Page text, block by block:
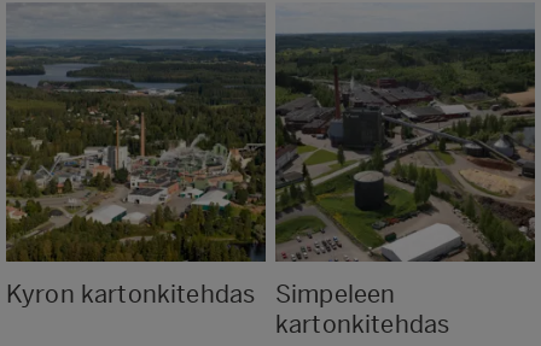
Kyron kartonkitehdas
Simpeleen
kartonkitehdas